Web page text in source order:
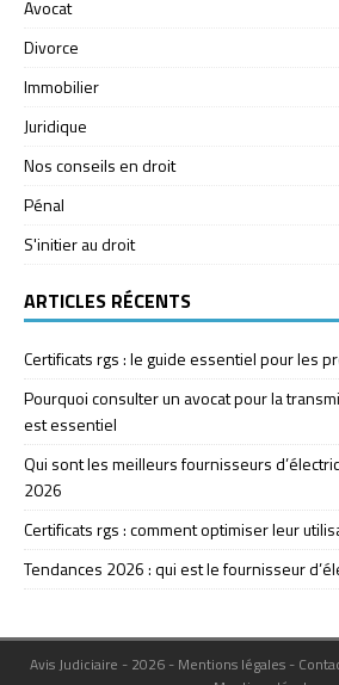
Avocat
Divorce
Immobilier
Juridique
Nos conseils en droit
Pénal
S'initier au droit
ARTICLES RÉCENTS
Certificats rgs : le guide essentiel pour les
Pourquoi consulter un avocat pour la
est essentiel
Qui sont les meilleurs fournisseurs
2026
Certificats rgs : comment optimiser leur
Tendances 2026 : qui est le fournisseur
Avis Judiciaire - 2026 - Mentions légales -